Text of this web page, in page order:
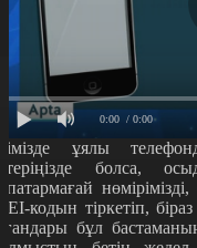
0:00 / 0:00
ұялы
болса,
кодын тіркетіп,
бұл